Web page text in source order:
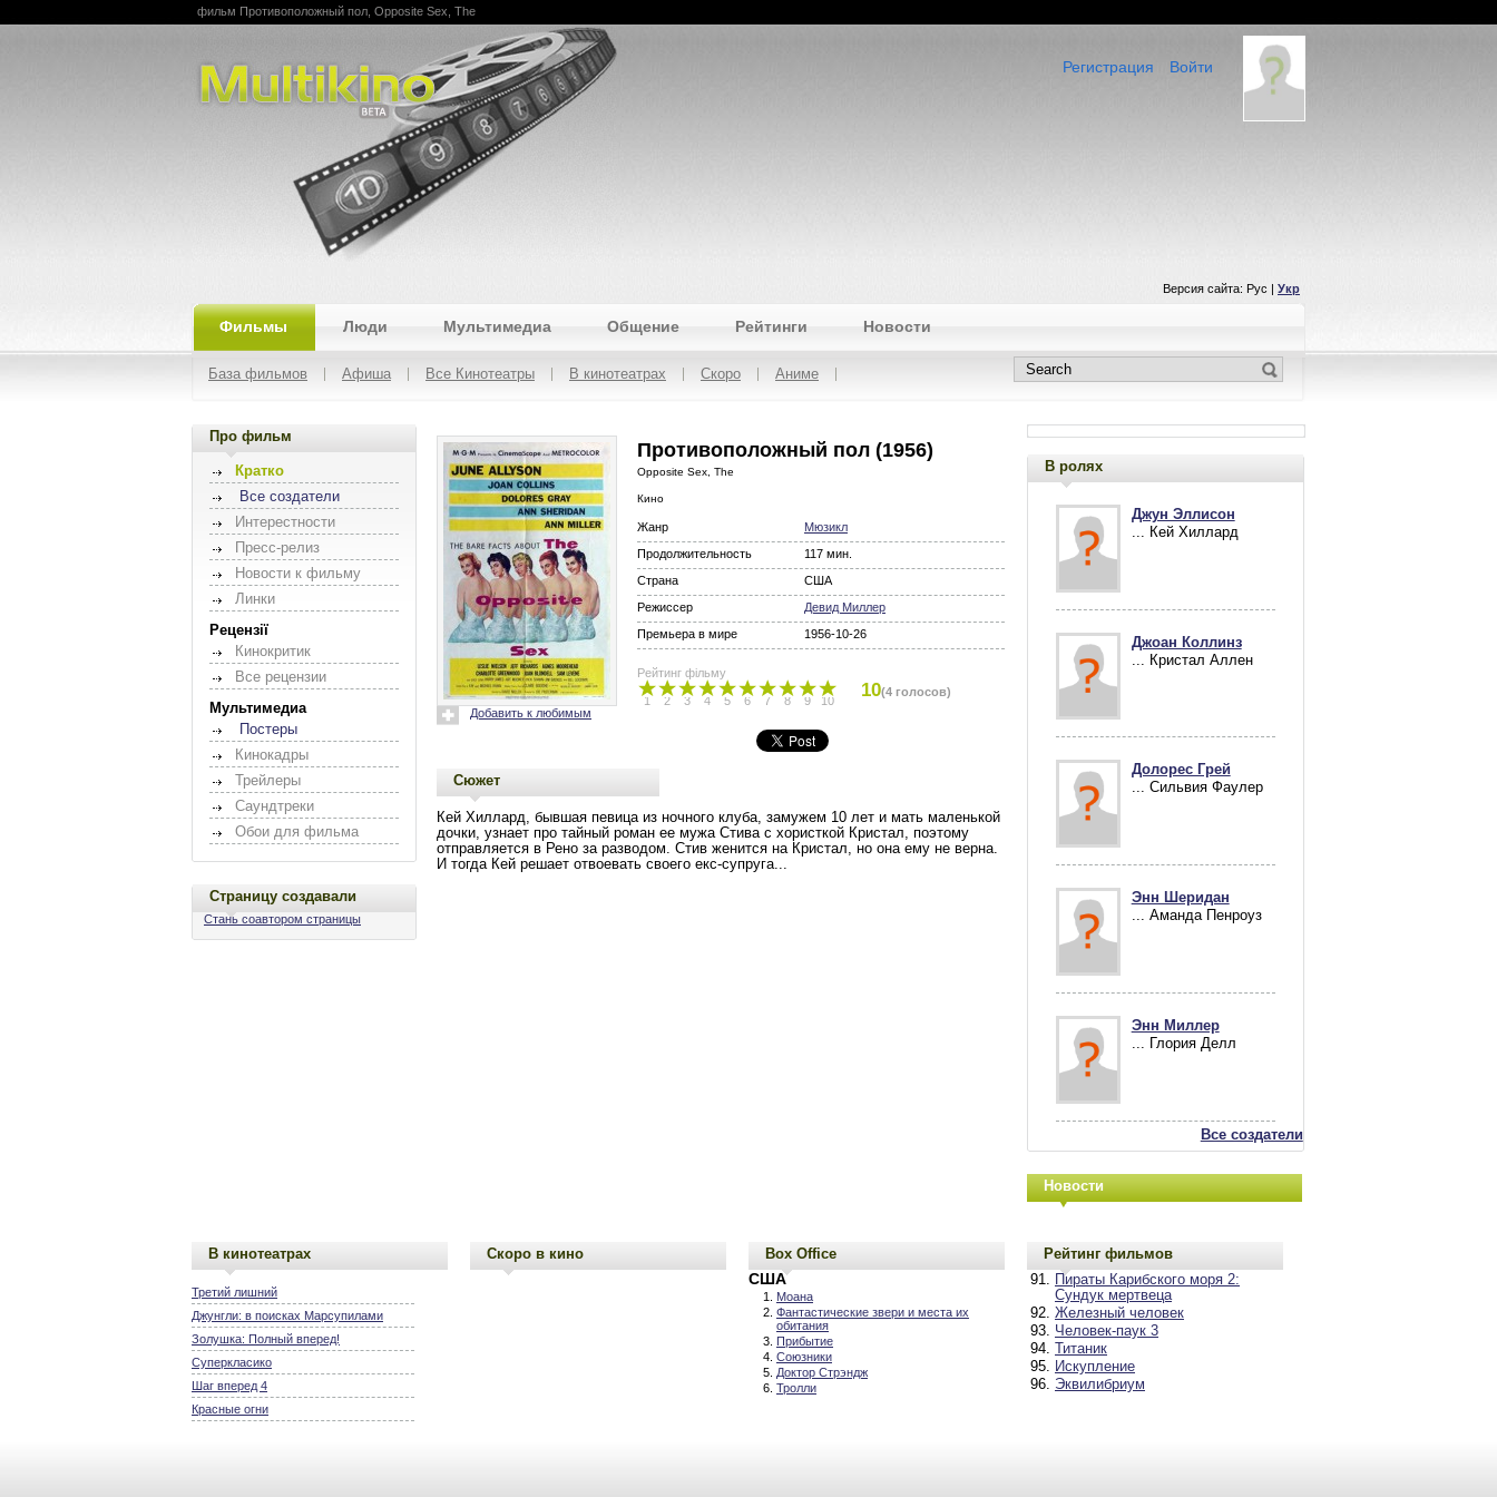
Multikino
фильм Противоположный пол, Opposite Sex, The
Войти
Регистрация
Версия сайта: Рус | Укр
Фильмы Люди Мультимедиа Общение Рейтинги Новости
База фильмов Афиша Все Кинотеатры В кинотеатрах Скоро Аниме
Про фильм
Кратко
Все создатели
Интерестности
Пресс-релиз
Новости к фильму
Линки
Рецензії
Кинокритик
Все рецензии
Мультимедиа
Постеры
Кинокадры
Трейлеры
Саундтреки
Обои для фильма
Страницу создавали
Стань соавтором страницы
В ролях
Джун Эллисон
... Кей Хиллард
Джоан Коллинз
... Кристал Аллен
Долорес Грей
... Сильвия Фаулер
Энн Шеридан
... Аманда Пенроуз
Энн Миллер
... Глория Делл
Все создатели
Новости
Добавить к любимым
Противоположный пол (1956)
Opposite Sex, The
Кино
Жанр
Мюзикл
Продолжительность
117 мин.
Страна
США
Режиссер
Девид Миллер
Премьера в мире
1956-10-26
Рейтинг фільму
1 2 3 4 5 6 7 8 9 10 10(4 голосов)
Сюжет
Кей Хиллард, бывшая певица из ночного клуба, замужем 10 лет и мать маленькой
дочки, узнает про тайный роман ее мужа Стива с хористкой Кристал, поэтому
отправляется в Рено за разводом. Стив женится на Кристал, но она ему не верна.
И тогда Кей решает отвоевать своего екс-супруга...
В кинотеатрах
Третий лишний
Джунгли: в поисках Марсупилами
Золушка: Полный вперед!
Суперкласико
Шаг вперед 4
Красные огни
Скоро в кино Box Office
США
Моана
Фантастические звери и места их
обитания
Прибытие
Союзники
Доктор Стрэндж
Тролли
Рейтинг фильмов
Пираты Карибского моря 2:
Сундук мертвеца
Железный человек
Человек-паук 3
Титаник
Искупление
Эквилибриум